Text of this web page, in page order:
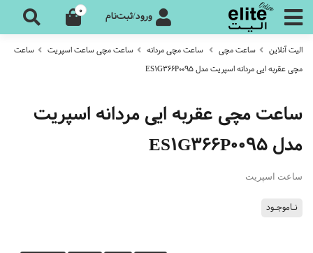
ورود/ثبت‌نام 0
الیت آنلاین ساعت مچی ساعت مچی مردانه ساعت مچی ساعت اسپریت
ساعت
مچی عقربه ایی مردانه اسپریت مدل ES1G366P0095
ساعت مچی عقربه ایی مردانه اسپریت
مدل ES1G366P0095
ساعت اسپریت
نـاموجـود